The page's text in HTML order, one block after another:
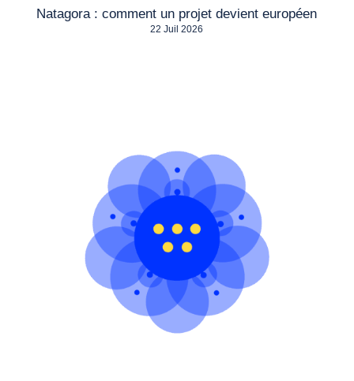
Natagora : comment un projet devient européen
22 Juil 2026